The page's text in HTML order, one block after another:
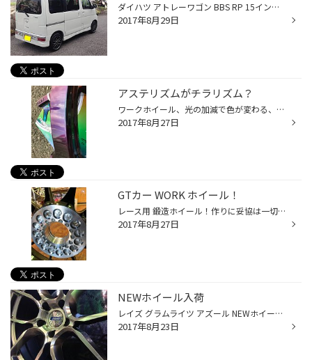
ダイハツ アトレーワゴン BBS RP 15インチアップ！8本のクロススポークで、超軽量！ タイヤは、ポテンザRE003 ハンドルレスポンスも最高！スタイリッシュでカッコイイ！
2017年8月29日
アステリズムがチラリズム？
ワークホイール、光の加減で色が変わる、不思議なカラー！アステリズム！ 目立ちたがりな、貴方にオススメです！
2017年8月27日
GTカー WORK ホイール！
レース用 鍛造ホイール！作りに妥協は一切許されない。
2017年8月27日
NEWホイール入荷
レイズ グラムライツ アズール NEWホイール入荷！ 新しく、近未来的なデザイン！C-HRにピッタリ！
2017年8月23日